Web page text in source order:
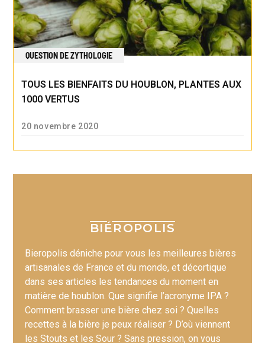
QUESTION DE ZYTHOLOGIE
TOUS LES BIENFAITS DU HOUBLON, PLANTES AUX
1000 VERTUS
20 novembre 2020
BIÉROPOLIS
Bieropolis déniche pour vous les meilleures bières
artisanales de France et du monde, et décortique
dans ses articles les tendances du moment en
matière de houblon. Que signifie l’acronyme IPA ?
Comment brasser une bière chez soi ? Quelles
recettes à la bière je peux réaliser ? D’où viennent
les Stouts et les Sour ? Sans pression, on vous